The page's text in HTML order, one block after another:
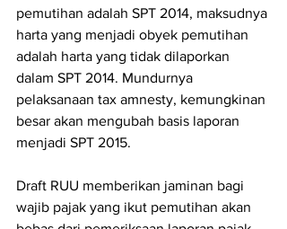
pemutihan adalah SPT 2014, maksudnya
harta yang menjadi obyek pemutihan
adalah harta yang tidak dilaporkan
dalam SPT 2014. Mundurnya
pelaksanaan tax amnesty, kemungkinan
besar akan mengubah basis laporan
menjadi SPT 2015.
Draft RUU memberikan jaminan bagi
wajib pajak yang ikut pemutihan akan